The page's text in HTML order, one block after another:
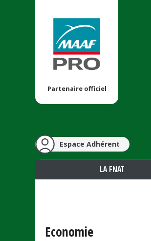
Partenaire officiel
Espace Adhérent
LA FNAT
Economie